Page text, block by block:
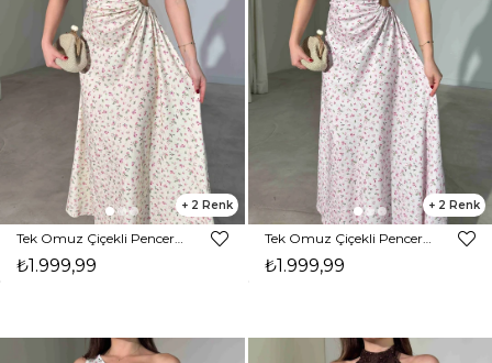
2
Tek Omuz Çiçekli Pencere Detaylı Maxi Sarı Yahir Kadın Elbise 26Y455
₺1.999,99
2
Tek Omuz Çiçekli Pencere Detaylı Maxi Pembe Yahir Kadın Elbise 26Y455
₺1.999,99